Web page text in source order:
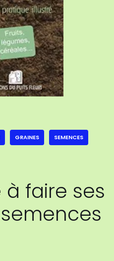
GRAINES SEMENCES
faire ses